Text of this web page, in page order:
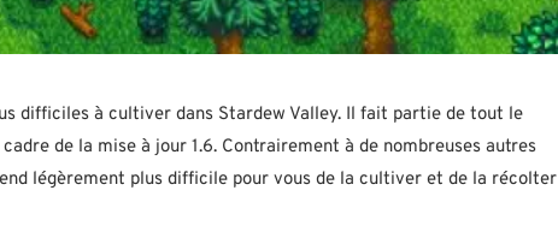
difficiles à cultiver dans Stardew Valley. Il fait partie de tout le
de la mise à jour 1.6. Contrairement à de nombreuses autres
légèrement plus difficile pour vous de la cultiver et de la récolter